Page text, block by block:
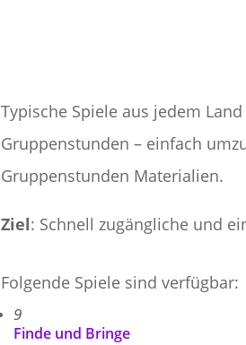
Typische Spiele aus jedem
Gruppenstunden – einfach
Gruppenstunden Materialien.
Ziel: Schnell zugängliche und
Folgende Spiele sind verfügbar:
9
Finde und Bringe